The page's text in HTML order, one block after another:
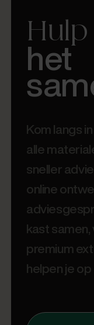
het
Kom langs
alle
sneller
online
kast samen,
premium
helpen je op